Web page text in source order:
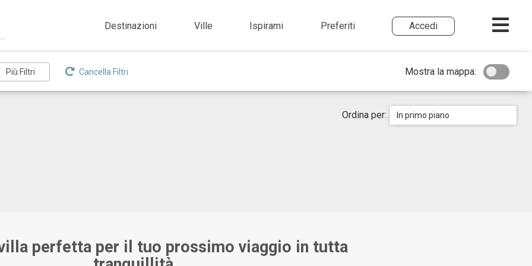
Destinazioni Ville Ispirami Preferiti Accedi
Cancella Filtri Mostra la mappa:
Ordina per: In primo piano
perfetta per il tuo prossimo viaggio in tutta